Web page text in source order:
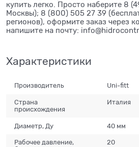
купить легко. Просто наберите 8
Москвы); 8 (800) 505 27 39
регионов), оформите заказ через
напишите на почту:
Характеристики
Производитель Uni-fitt
Страна
происхождения
Италия
Диаметр, Ду 40 мм
Рабочее давление,
20